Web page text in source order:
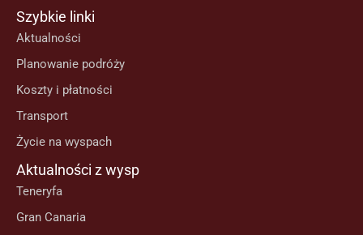
Szybkie linki
Aktualności
Planowanie podróży
Koszty i płatności
Transport
Życie na wyspach
Aktualności z wysp
Teneryfa
Gran Canaria